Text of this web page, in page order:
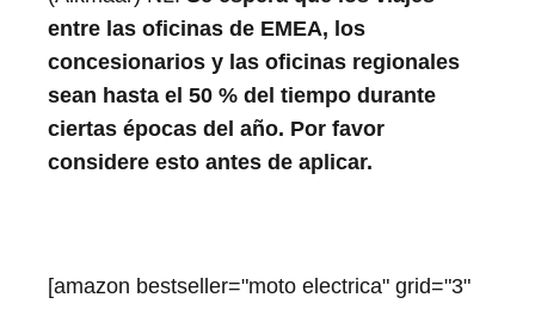
entre las oficinas de EMEA, los
concesionarios y las oficinas regionales
sean hasta el 50 % del tiempo durante
ciertas épocas del año. Por favor
considere esto antes de aplicar.
[amazon bestseller="moto electrica" grid="3"